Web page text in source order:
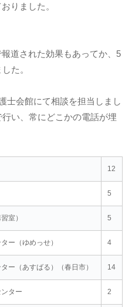
りました。
道された効果もあってか、5
た。
士会館にて相談を担当しまし
い、常にどこかの電話が埋
12
5
室） 5
ー（ゆめっせ） 4
ー（あすばる）（春日市） 14
ター 2